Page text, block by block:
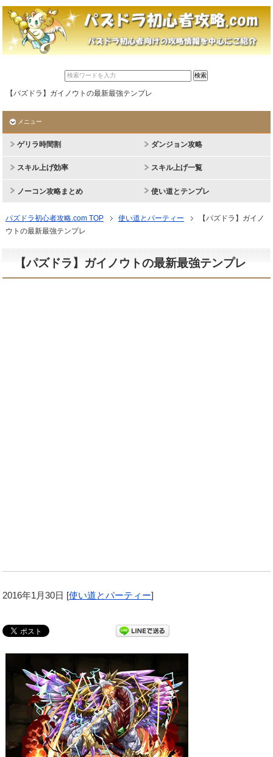
【パズドラ】ガイノウトの最新最強テンプレ
メニュー
ゲリラ時間割 ダンジョン攻略
スキル上げ効率 スキル上げ一覧
ノーコン攻略まとめ 使い道とテンプレ
パズドラ初心者攻略.com TOP 使い道とパーティー
【パズドラ】ガイノ
ウトの最新最強テンプレ
【パズドラ】ガイノウトの最新最強テンプレ
2016年1月30日 [使い道とパーティー]